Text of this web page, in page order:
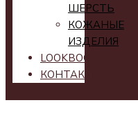
ШЕРСТЬ
КОЖАНЫЕ
ИЗДЕЛИЯ
LOOKBOOK
КОНТАКТЫ